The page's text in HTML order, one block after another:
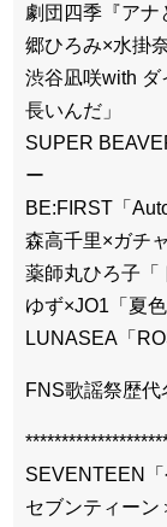
劇団四季『アナ
郷ひろみ×水掛
渋谷凪咲with ダ
長いんだ」
SUPER
ー
BE:FIRST「
森高千里×ガチ
薬師丸ひろ子「
ゆず×JO1「夏色
LUNASEA「
FNS歌謡祭歴
SEVENTEEN
セブンティーン